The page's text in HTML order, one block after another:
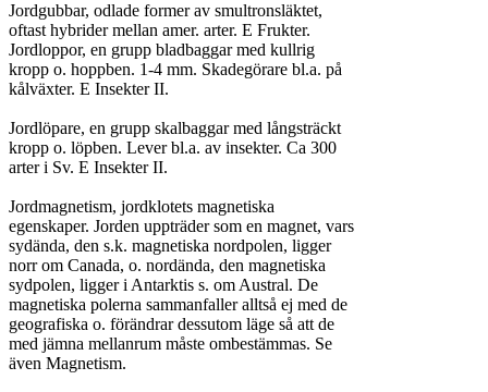
Jordgubbar, odlade former av smultronsläktet,
oftast hybrider mellan amer. arter. E Frukter.
Jordloppor, en grupp bladbaggar med kullrig
kropp o. hoppben. 1-4 mm. Skadegörare bl.a. på
kålväxter. E Insekter II.
Jordlöpare, en grupp skalbaggar med långsträckt
kropp o. löpben. Lever bl.a. av insekter. Ca 300
arter i Sv. E Insekter II.
Jordmagnetism, jordklotets magnetiska
egenskaper. Jorden uppträder som en magnet, vars
sydända, den s.k. magnetiska nordpolen, ligger
norr om Canada, o. nordända, den magnetiska
sydpolen, ligger i Antarktis s. om Austral. De
magnetiska polerna sammanfaller alltså ej med de
geografiska o. förändrar dessutom läge så att de
med jämna mellanrum måste ombestämmas. Se
även Magnetism.